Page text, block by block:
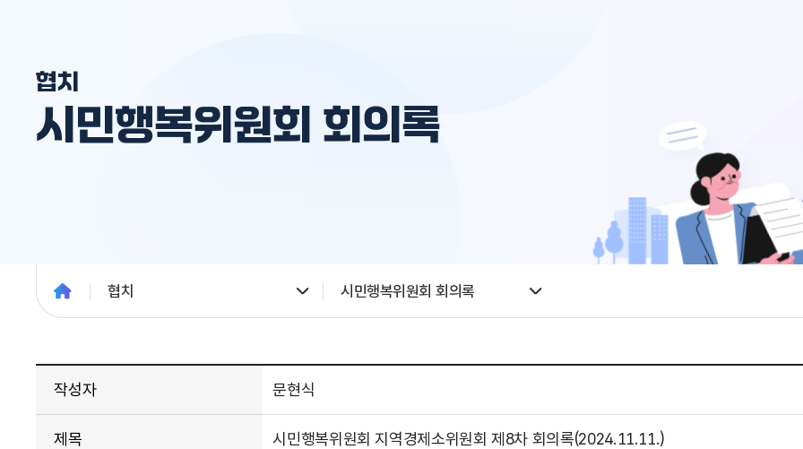
협치
시민행복위원회 회의록
협치 시민행복위원회 회의록
작성자 문현식
제목 시민행복위원회 지역경제소위원회 제8차 회의록(2024.11.11.)